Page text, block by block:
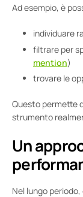
Ad esempio, è
individuare
filtrare per
mention)
trovare le
Questo permette
strumento
Un
Nel lungo